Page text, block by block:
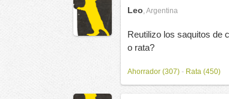
Leo,Argentina
Reutilizo los saquitos de
o rata?
Ahorrador (307) - Rata (450)